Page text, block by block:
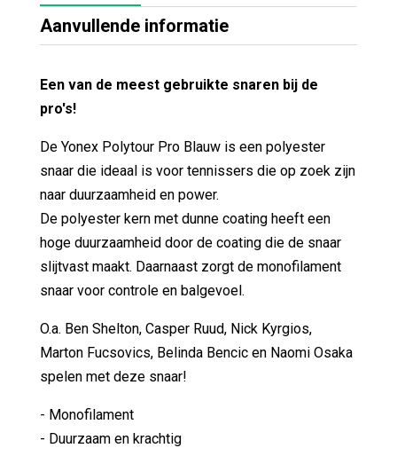
Aanvullende informatie
Een van de meest gebruikte snaren bij de
pro's!
De Yonex Polytour Pro Blauw is een polyester
snaar die ideaal is voor tennissers die op zoek zijn
naar duurzaamheid en power.
De polyester kern met dunne coating heeft een
hoge duurzaamheid door de coating die de snaar
slijtvast maakt. Daarnaast zorgt de monofilament
snaar voor controle en balgevoel.
O.a. Ben Shelton, Casper Ruud, Nick Kyrgios,
Marton Fucsovics, Belinda Bencic en Naomi Osaka
spelen met deze snaar!
- Monofilament
- Duurzaam en krachtig